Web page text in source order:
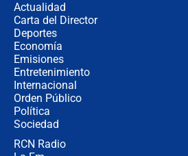
Actualidad
Carta del Director
Deportes
Economía
Emisiones
Entretenimiento
Internacional
Orden Público
Política
Sociedad
RCN Radio